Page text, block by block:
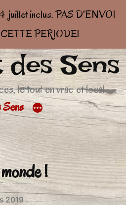
juillet inclus. PAS D'ENVOI
PERIODE!
des Sens
le tout en vrac et local
!
2019